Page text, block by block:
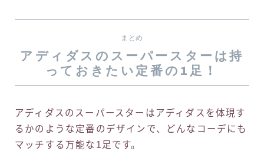
まとめ
アディダスのスーパースターは持
っておきたい定番の1足！
アディダスのスーパースターはアディダスを体現す
るかのような定番のデザインで、どんなコーデにも
マッチする万能な1足です。